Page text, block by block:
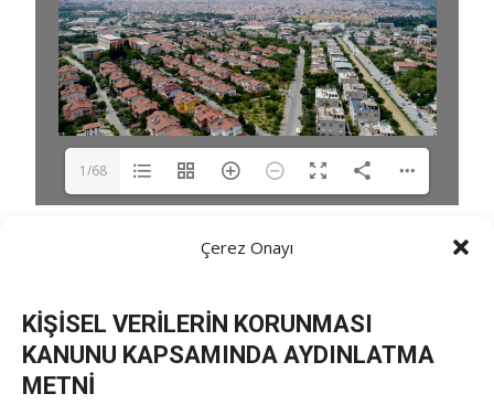
Çerez Onayı
KİŞİSEL VERİLERİN KORUNMASI
KANUNU KAPSAMINDA AYDINLATMA
METNİ
1/68
Post
←Kasaba Ekonomi Dergisi Sayı 20